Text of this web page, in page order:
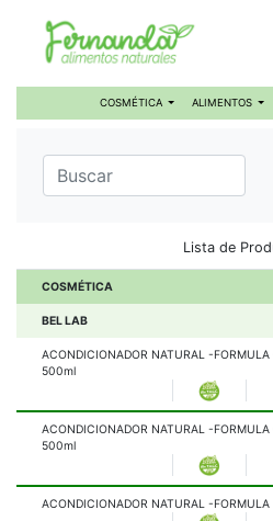
COSMÉTICA ALIMENTOS
Lista de
COSMÉTICA
BEL LAB
ACONDICIONADOR NATURAL -
500ml
ACONDICIONADOR NATURAL -
500ml
ACONDICIONADOR NATURAL -